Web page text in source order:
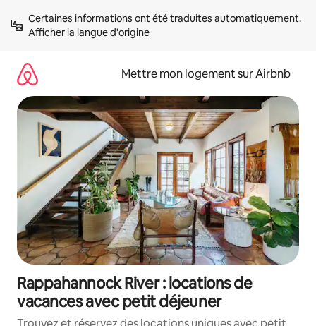
directement
Afficher la langue d'origine
Mettre mon logement sur Airbnb
Rappahannock River : locations de
vacances avec petit déjeuner